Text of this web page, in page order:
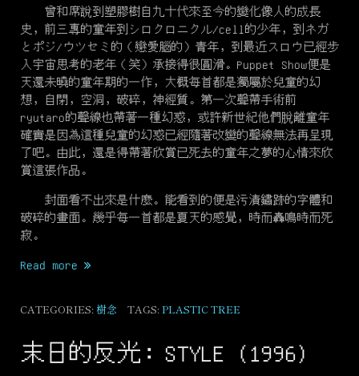
曾和席說到塑膠樹自九十代來至今的變化像人的成長
史，前三專的童年到 シロクロニクル/cell的少年，到 ネガ
と ポジ / ウツセミ 的（戀愛腦的）青年，到最近 スロウ 已經步
入宇宙思考的老年（笑）承接得很圓滑。Puppet Show便是
天還未曉的童年期的一作，大概每首都是獨屬於兒童的幻
想，自閉，空洞，破碎，神經質。第一次聲帶手術前
ryutaro的聲線也帶著一種幻惑，或許新世紀他們脫離童年
確實是因為這種兒童的幻惑已經隨著改變的聲線無法再呈現
了吧。由此，還是得帶著欣賞已死去的童年之夢的心情來欣
賞這張作品。
封面看不出來是什麼。能看到的便是污漬鏽跡的字體和
破碎的畫面。幾乎每一首都是夏天的感覺，時而轟鳴時而死
寂。
Read more “真
戲
Puppet
CATEGORIES:樹念 TAGS:PLASTIC TREE
末日的反光：STYLE (1996)